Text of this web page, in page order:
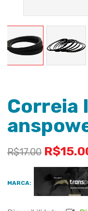
Correia
R$17.00 R$
MARCA: